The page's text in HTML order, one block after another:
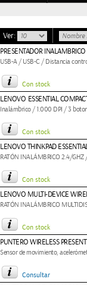
Ver:
PRESENTADOR
USB-A / USB-C / Distancia
Con stock
LENOVO ESSENTIAL
Inalámbrico / 1.000 DPI / 3
Con stock
LENOVO THINKPAD
RATÓN INALÁMBRICO 2.4/GHZ
Con stock
LENOVO MULTI-DEVICE
RATÓN INALÁMBRICO
Con stock
PUNTERO WIRELESS
Sensor de movimiento,
Consultar